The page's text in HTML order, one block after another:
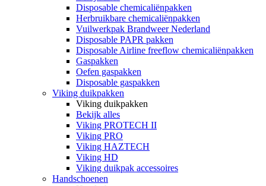
Disposable chemicaliënpakken
Herbruikbare chemicaliënpakken
Vuilwerkpak Brandweer Nederland
Disposable PAPR pakken
Disposable Airline freeflow chemicaliënpakken
Gaspakken
Oefen gaspakken
Disposable gaspakken
Viking duikpakken
Viking duikpakken
Bekijk alles
Viking PROTECH II
Viking PRO
Viking HAZTECH
Viking HD
Viking duikpak accessoires
Handschoenen